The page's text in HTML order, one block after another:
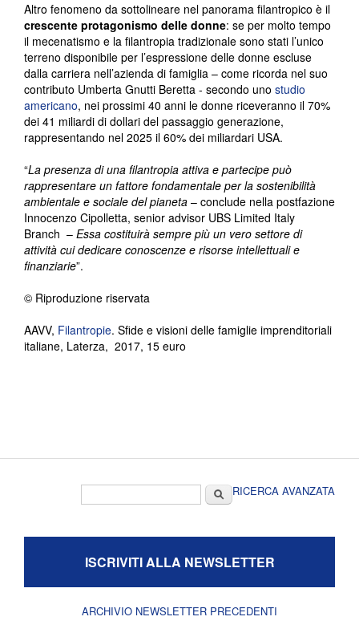
Altro fenomeno da sottolineare nel panorama filantropico è il
crescente protagonismo delle donne: se per molto tempo
il mecenatismo e la filantropia tradizionale sono stati l’unico
terreno disponibile per l’espressione delle donne escluse
dalla carriera nell’azienda di famiglia – come ricorda nel suo
contributo Umberta Gnutti Beretta - secondo uno studio
americano, nei prossimi 40 anni le donne riceveranno il 70%
dei 41 miliardi di dollari del passaggio generazione,
rappresentando nel 2025 il 60% dei miliardari USA.
“La presenza di una filantropia attiva e partecipe può
rappresentare un fattore fondamentale per la sostenibilità
ambientale e sociale del pianeta – conclude nella postfazione
Innocenzo Cipolletta, senior advisor UBS Limited Italy
Branch – Essa costituirà sempre più un vero settore di
attività cui dedicare conoscenze e risorse intellettuali e
finanziarie”.
© Riproduzione riservata
AAVV, Filantropie. Sfide e visioni delle famiglie imprenditoriali
italiane, Laterza, 2017, 15 euro
CercaRICERCA AVANZATA
ISCRIVITI ALLA NEWSLETTER
ARCHIVIO NEWSLETTER PRECEDENTI